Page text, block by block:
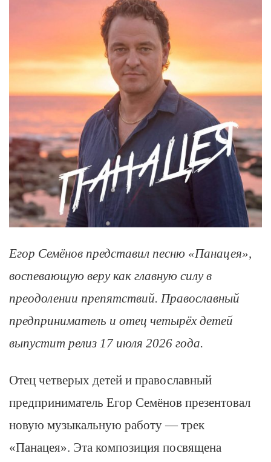
Егор Семёнов представил песню «Панацея»,
воспевающую веру как главную силу в
преодолении препятствий. Православный
предприниматель и отец четырёх детей
выпустит релиз 17 июля 2026 года.
Отец четверых детей и православный
предприниматель Егор Семёнов презентовал
новую музыкальную работу — трек
«Панацея». Эта композиция посвящена